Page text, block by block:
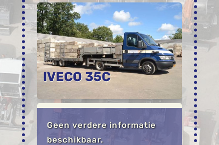
IVECO 35C
Geen verdere informatie
beschikbaar.